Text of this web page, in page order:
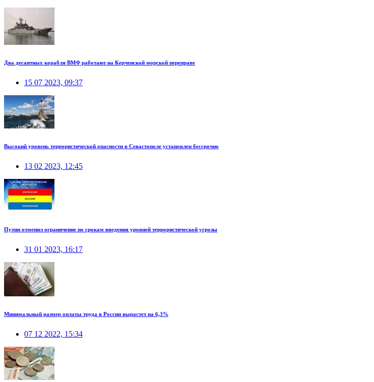
Два десантных корабля ВМФ работают на Керченской морской переправе
15 07 2023, 09:37
Высокий уровень террористической опасности в Севастополе установлен бессрочно
13 02 2023, 12:45
Путин отменил ограничение по срокам введения уровней террористической угрозы
31 01 2023, 16:17
Минимальный размер оплаты труда в России вырастет на 6,3%
07 12 2022, 15:34